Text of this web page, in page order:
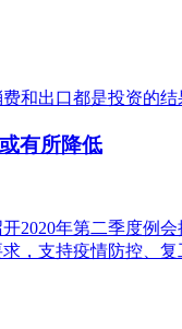
和出口都是投资的
有所降低
2020年第二季度例
，支持疫情防控、